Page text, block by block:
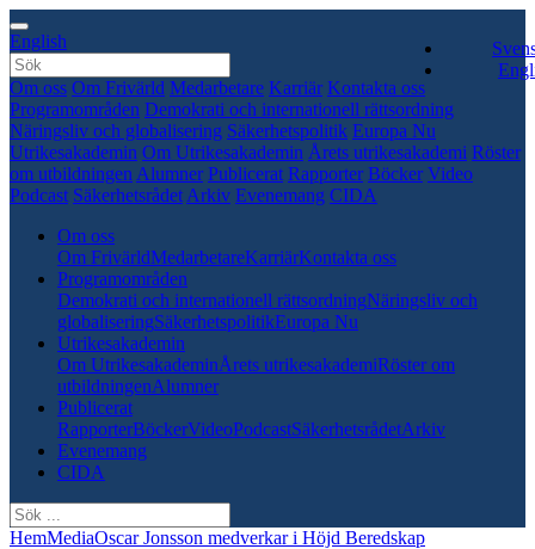
English
Om oss Om Frivärld Medarbetare Karriär Kontakta oss
Programområden Demokrati och internationell rättsordning
Näringsliv och globalisering Säkerhetspolitik Europa Nu
Utrikesakademin Om Utrikesakademin Årets utrikesakademi Röster
om utbildningen Alumner Publicerat Rapporter Böcker Video
Podcast Säkerhetsrådet Arkiv Evenemang CIDA
Om oss
Om FrivärldMedarbetareKarriärKontakta oss
Programområden
Demokrati och internationell rättsordningNäringsliv och
globaliseringSäkerhetspolitikEuropa Nu
Utrikesakademin
Om UtrikesakademinÅrets utrikesakademiRöster om
utbildningenAlumner
Publicerat
RapporterBöckerVideoPodcastSäkerhetsrådetArkiv
Evenemang
CIDA
HemMediaOscar Jonsson medverkar i Höjd Beredskap